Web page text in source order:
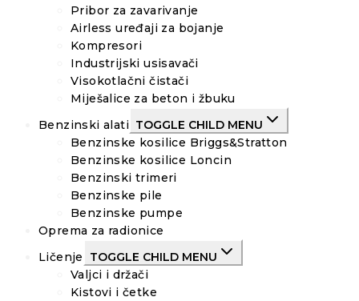
Pribor za zavarivanje
Airless uređaji za bojanje
Kompresori
Industrijski usisavači
Visokotlačni čistači
Miješalice za beton i žbuku
Benzinski alati TOGGLE CHILD MENU
Benzinske kosilice Briggs&Stratton
Benzinske kosilice Loncin
Benzinski trimeri
Benzinske pile
Benzinske pumpe
Oprema za radionice
Ličenje
TOGGLE CHILD MENU
Valjci i držači
Kistovi i četke